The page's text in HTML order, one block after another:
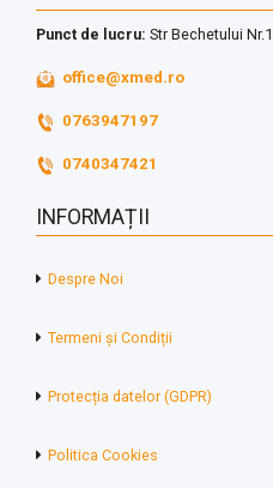
Punct de lucru: Str Bechetului
office@xmed.ro
0763947197
0740347421
INFORMAȚII
Despre Noi
Termeni și Condiții
Protecția datelor (GDPR)
Politica Cookies